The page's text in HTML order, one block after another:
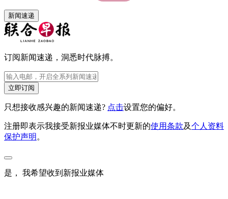
新闻速递
订阅新闻速递，洞悉时代脉搏。
立即订阅
只想接收感兴趣的新闻速递? 点击设置您的偏好。
注册即表示我接受新报业媒体不时更新的使用条款及个人资料
保护声明 。
是， 我希望收到新报业媒体